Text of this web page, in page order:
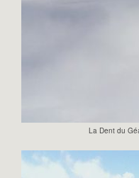
La Dent du